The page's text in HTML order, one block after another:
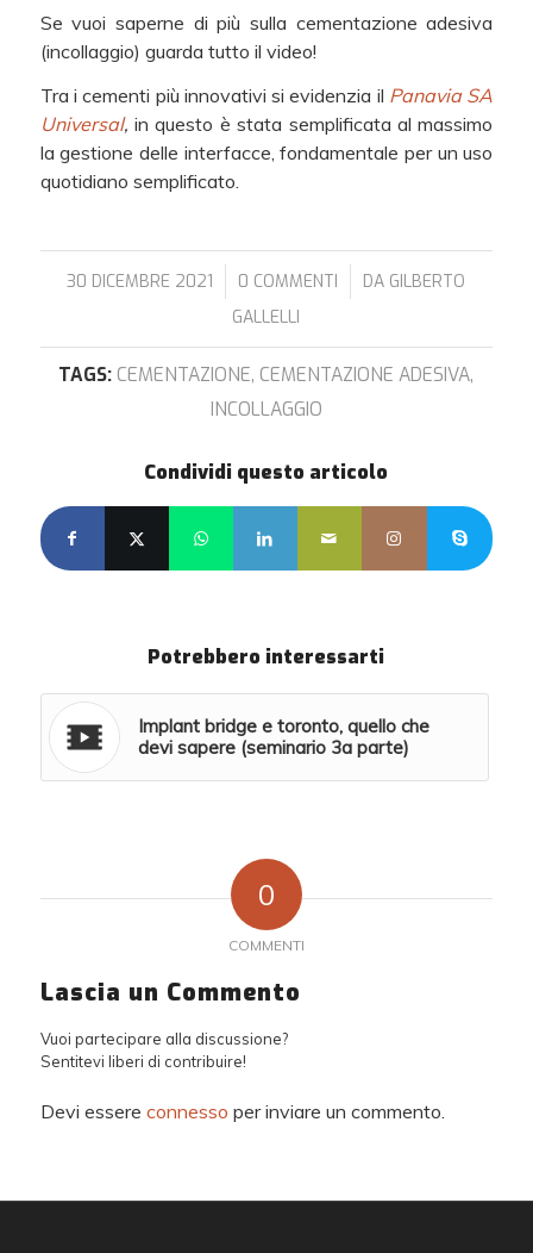
Se vuoi saperne di più sulla cementazione adesiva
(incollaggio) guarda tutto il video!
Tra i cementi più innovativi si evidenzia il Panavia SA
Universal, in questo è stata semplificata al massimo
la gestione delle interfacce, fondamentale per un uso
quotidiano semplificato.
30 DICEMBRE 2021
/ 0 COMMENTI
/ DA GILBERTO
GALLELLI
TAGS: CEMENTAZIONE, CEMENTAZIONE ADESIVA,
INCOLLAGGIO
Condividi questo articolo
Potrebbero interessarti
Implant bridge e toronto, quello che
devi sapere (seminario 3a parte)
0
COMMENTI
Lascia un Commento
Vuoi partecipare alla discussione?
Sentitevi liberi di contribuire!
Devi essere connesso per inviare un commento.